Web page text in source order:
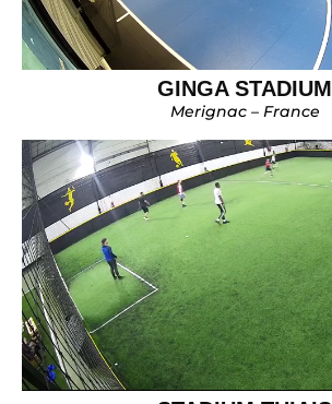
GINGA STADIUM
Merignac – France